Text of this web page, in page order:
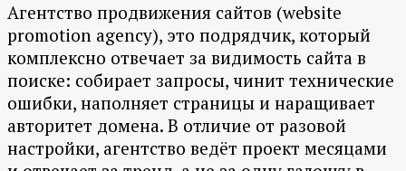
Агентство продвижения сайтов (website
promotion agency), это подрядчик, который
комплексно отвечает за видимость сайта в
поиске: собирает запросы, чинит технические
ошибки, наполняет страницы и наращивает
авторитет домена. В отличие от разовой
настройки, агентство ведёт проект месяцами